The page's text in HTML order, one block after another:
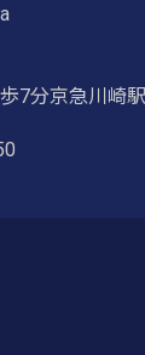
7分京急川崎駅